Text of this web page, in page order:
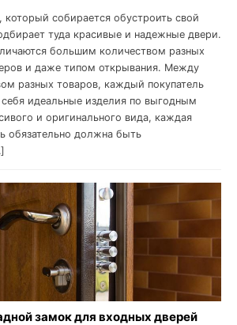
собирается обустроить свой
туда красивые и надежные двери.
большим количеством разных
и даже типом открывания. Между
разных товаров, каждый покупатель
идеальные изделия по выгодным
и оригинального вида, каждая
обязательно должна быть
замок для входных дверей